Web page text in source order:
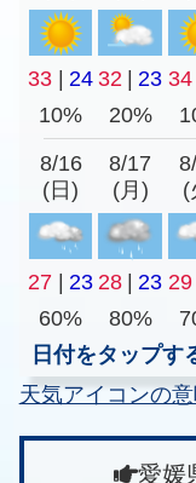
33 | 24 32 | 23 34
10%
20%
8/16
(日)
8/17
(月)
(
27 | 23 28 | 23 29
60%
80%
日付をタップす
天気アイコンの
愛媛